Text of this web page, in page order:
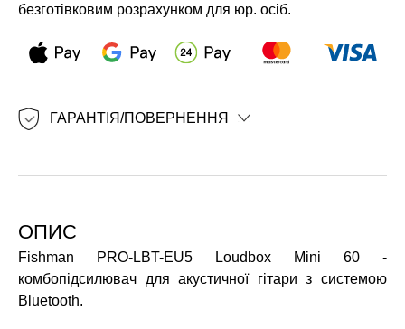
безготівковим розрахунком для юр. осіб.
ГАРАНТІЯ/ПОВЕРНЕННЯ
ОПИС
Fishman PRO-LBT-EU5 Loudbox Mini 60 -
комбопідсилювач для акустичної гітари з системою
Bluetooth.